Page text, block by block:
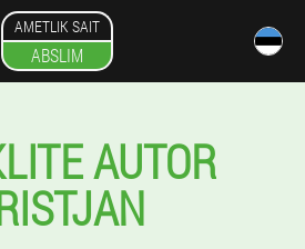
AMETLIK SAIT
ABSLIM
AUTOR